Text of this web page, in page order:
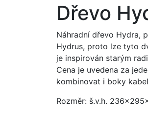
Dřevo
Náhradní dřevo Hydra,
Hydrus, proto lze tyto
je inspirován starým
Cena je uvedena za
kombinovat i boky
Rozměr: š.v.h.